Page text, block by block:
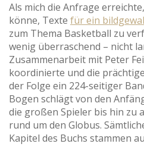
Als mich die Anfrage
könne, Texte für ein
zum Thema Basketball zu
wenig überraschend – nicht
Zusammenarbeit mit Peter
koordinierte und die
der Folge ein 224-seitiger
Bogen schlägt von den
die großen Spieler bis hin zu
rund um den Globus.
Kapitel des Buchs stammen